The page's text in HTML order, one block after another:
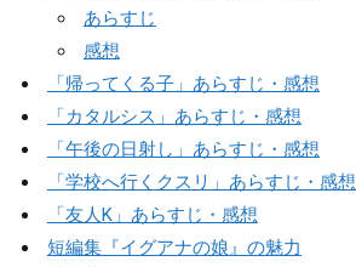
あらすじ
感想
「帰ってくる子」あらすじ・感想
「カタルシス」あらすじ・感想
「午後の日射し」あらすじ・感想
「学校へ行くクスリ」あらすじ・感想
「友人K」あらすじ・感想
短編集『イグアナの娘』の魅力